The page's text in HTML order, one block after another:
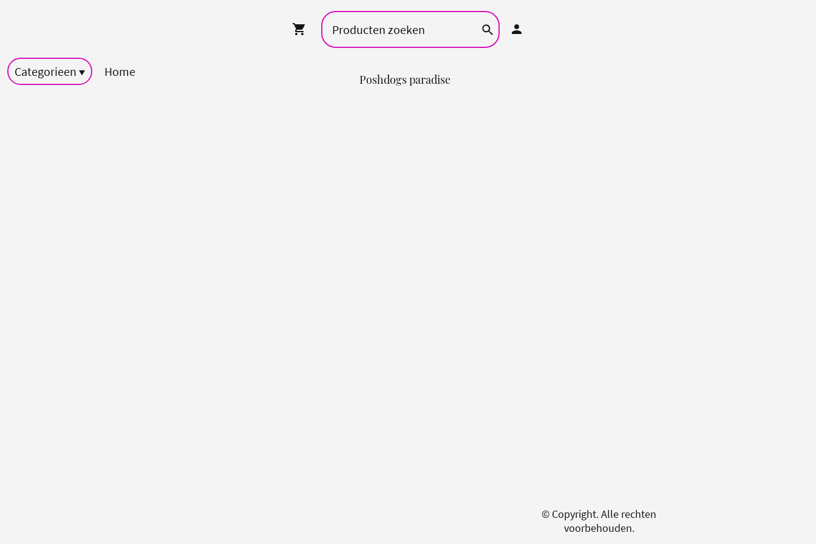
Categorieen Home
Poshdogs paradise
© Copyright. Alle rechten
voorbehouden.